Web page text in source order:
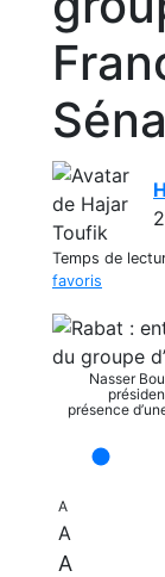
Temps de
favoris
Nasser
présence
A
A
A